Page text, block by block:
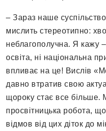
– Зараз наше
мислить стереотипно:
неблагополучна. Я кажу –
освіта, ні національна
впливає на це! Вислів
давно втратив свою
щороку стає все більше.
просвітницька робота,
відмов від цих діток до